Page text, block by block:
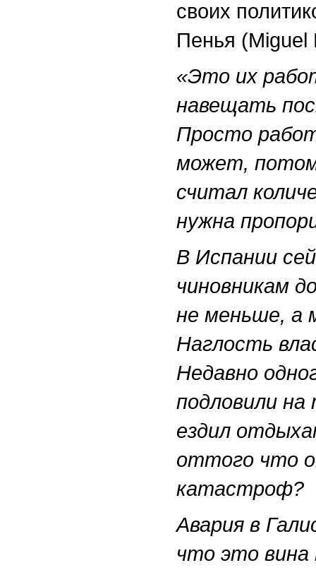
своих
Пенья (Miguel
«Это их
навещать
Просто
может,
считал
нужна
В Испании
чиновникам
не меньше, а
Наглость
Недавно
подловили
ездил
оттого что
катастроф?
Авария в
что это вина